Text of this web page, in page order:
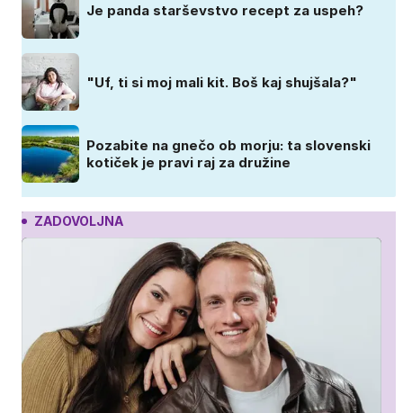
Je panda starševstvo recept za uspeh?
"Uf, ti si moj mali kit. Boš kaj shujšala?"
Pozabite na gnečo ob morju: ta slovenski
kotiček je pravi raj za družine
ZADOVOLJNA